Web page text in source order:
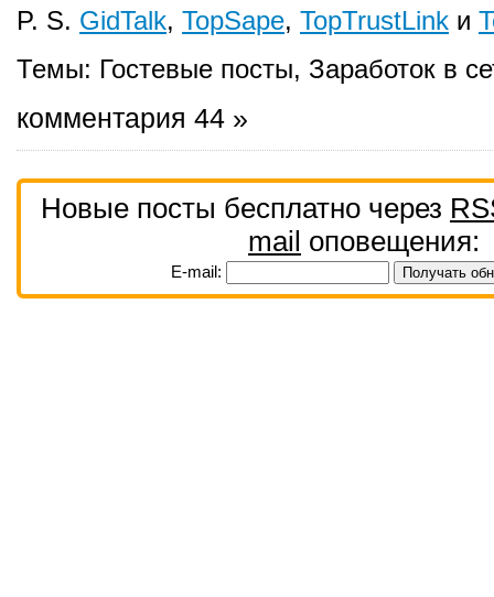
P. S. GidTalk, TopSape, TopTrustLink и
Темы: Гостевые посты, Заработок в
комментария 44 »
Новые посты бесплатно через
mail оповещения:
E-mail: